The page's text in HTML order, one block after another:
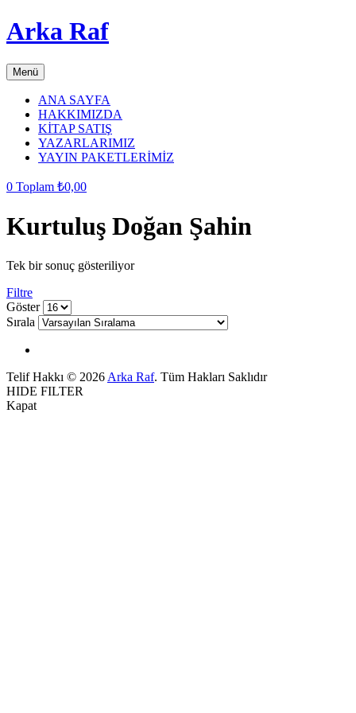
Arka Raf
Menü
ANA SAYFA
HAKKIMIZDA
KİTAP SATIŞ
YAZARLARIMIZ
YAYIN PAKETLERİMİZ
0 Toplam ₺0,00
Kurtuluş Doğan Şahin
Tek bir sonuç gösteriliyor
Filtre
grid
button
list
button
Göster
Sırala
Telif Hakkı © 2026 Arka Raf. Tüm Hakları Saklıdır
HIDE FILTER
Kapat